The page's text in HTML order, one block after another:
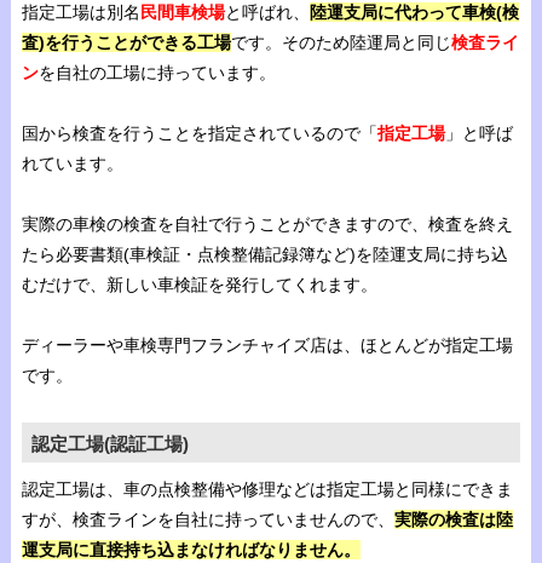
指定工場は別名 民間車検場と呼ばれ、
陸運支局に代わって車検(検
査)を行うことができる工場です。そのため陸運局と同じ検査ライ
ンを自社の工場に持っています。
国から検査を行うことを指定されているので「指定工場」と呼ば
れています。
実際の車検の検査を自社で行うことができますので、検査を終え
たら必要書類(車検証・点検整備記録簿など)を陸運支局に持ち込
むだけで、新しい車検証を発行してくれます。
ディーラーや車検専門フランチャイズ店は、ほとんどが指定工場
です。
認定工場(認証工場)
認定工場は、車の点検整備や修理などは指定工場と同様にできま
すが、検査ラインを自社に持っていませんので、 実際の検査は陸
運支局に直接持ち込まなければなりません。